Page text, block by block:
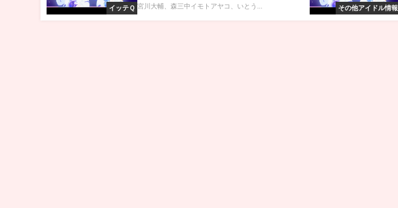
イッテＱ 宮川大輔、森三中イモトアヤコ、いとう...
その他アイドル情報